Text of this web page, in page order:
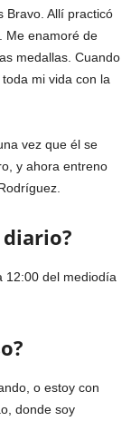
Bravo. Allí practicó
Me enamoré de
medallas. Cuando
mi vida con la
vez que él se
y ahora entreno
12:00 del mediodía
o estoy con
donde soy